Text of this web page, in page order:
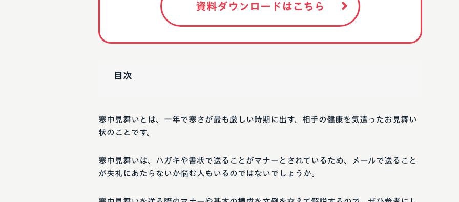
資料ダウンロードはこちら
目次
寒中見舞いとは、一年で寒さが最も厳しい時期に出す、相手の健康を気遣ったお見舞い
状のことです。
寒中見舞いは、ハガキや書状で送ることがマナーとされているため、メールで送ること
が失礼にあたらないか悩む人もいるのではないでしょうか。